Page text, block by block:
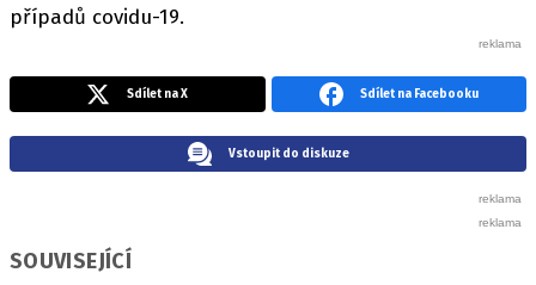
případů covidu-19.
Sdílet na X Sdílet na Facebooku
Vstoupit do diskuze
SOUVISEJÍCÍ